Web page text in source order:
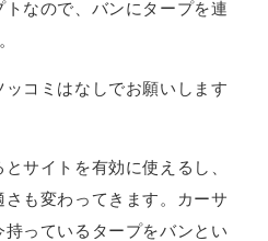
なので、バンにタープを連
コミはなしでお願いします
サイトを有効に使えるし、
も変わってきます。カーサ
っているタープをバンとい